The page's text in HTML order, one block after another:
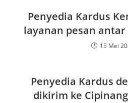
Penyedia Kardus
layanan pesan antar
15 Mei
Penyedia Kardus
dikirim ke